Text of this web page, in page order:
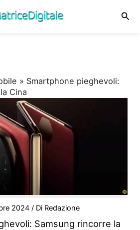
» Smartphone pieghevoli:
Cina
2024/ Di Redazione
Samsung rincorre la